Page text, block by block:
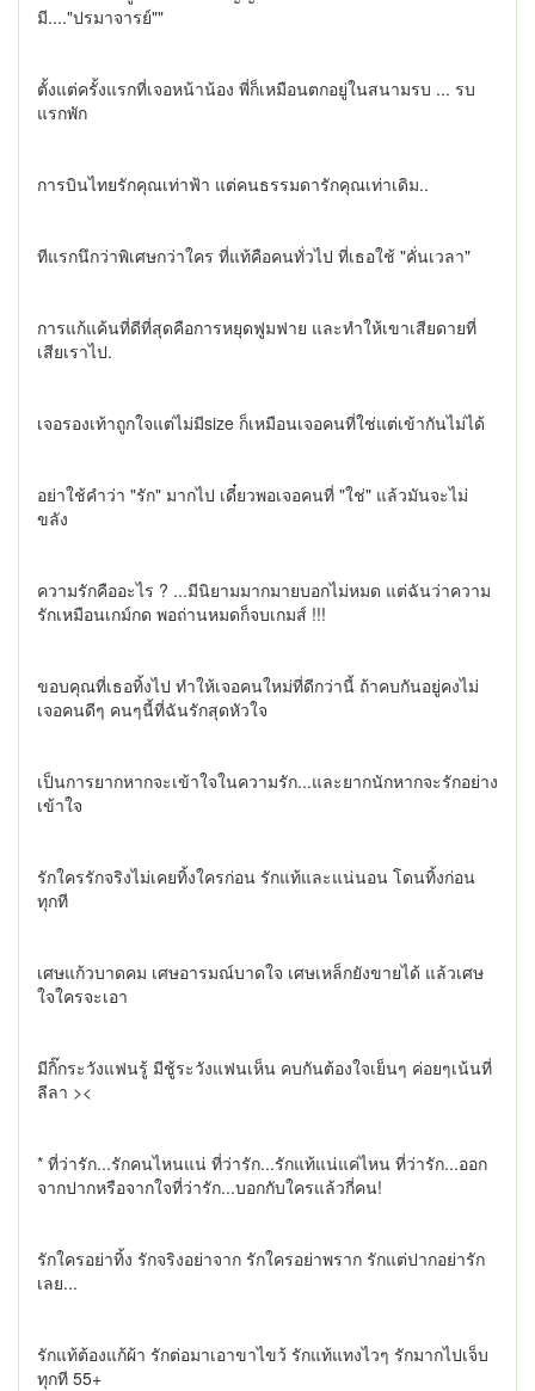
มี...."ปรมาจารย์""
ตั้งแต่ครั้งแรกที่เจอหน้าน้อง พี่ก็เหมือนตกอยู่ในสนามรบ ... รบ
แรกพัก
การบินไทยรักคุณเท่าฟ้า แต่คนธรรมดารักคุณเท่าเดิม..
ทีแรกนึกว่าพิเศษกว่าใคร ที่แท้คือคนทั่วไป ที่เธอใช้ "คั่นเวลา"
การแก้แค้นที่ดีที่สุดคือการหยุดฟูมฟาย และทำให้เขาเสียดายที่
เสียเราไป.
เจอรองเท้าถูกใจแต่ไม่มีsize ก็เหมือนเจอคนที่ใช่แต่เข้ากันไม่ได้
อย่าใช้คำว่า "รัก" มากไป เดี๋ยวพอเจอคนที่ "ใช่" แล้วมันจะไม่
ขลัง
ความรักคืออะไร ? ...มีนิยามมากมายบอกไม่หมด แต่ฉันว่าความ
รักเหมือนเกม์กด พอถ่านหมดก็จบเกมส์ !!!
ขอบคุณที่เธอทิ้งไป ทำให้เจอคนใหม่ที่ดีกว่านี้ ถ้าคบกันอยู่คงไม่
เจอคนดีๆ คนๆนี้ที่ฉันรักสุดหัวใจ
เป็นการยากหากจะเข้าใจในความรัก...และยากนักหากจะรักอย่าง
เข้าใจ
รักใครรักจริงไม่เคยทิ้งใครก่อน รักแท้และแน่นอน โดนทิ้งก่อน
ทุกที
เศษแก้วบาดคม เศษอารมณ์บาดใจ เศษเหล็กยังขายได้ แล้วเศษ
ใจใครจะเอา
มีกิ๊กระวังแฟนรู้ มีชู้ระวังแฟนเห็น คบกันต้องใจเย็นๆ ค่อยๆเน้นที่
ลีลา ><
* ที่ว่ารัก...รักคนไหนแน่ ที่ว่ารัก...รักแท้แน่แค่ไหน ที่ว่ารัก...ออก
จากปากหรือจากใจที่ว่ารัก...บอกกับใครแล้วกี่คน!
รักใครอย่าทิ้ง รักจริงอย่าจาก รักใครอย่าพราก รักแต่ปากอย่ารัก
เลย...
รักแท้ต้องแก้ผ้า รักต่อมาเอาขาไขว้ รักแท้แทงไวๆ รักมากไปเจ็บ
ทุกที 55+